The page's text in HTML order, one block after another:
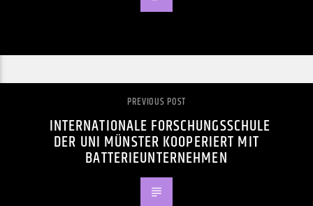
PREVIOUS POST
INTERNATIONALE FORSCHUNGSSCHULE
DER UNI MÜNSTER KOOPERIERT MIT
BATTERIEUNTERNEHMEN